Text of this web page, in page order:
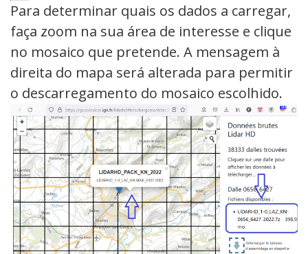
Para determinar quais os dados a carregar,
faça zoom na sua área de interesse e clique
no mosaico que pretende. A mensagem à
direita do mapa será alterada para permitir
o descarregamento do mosaico escolhido.